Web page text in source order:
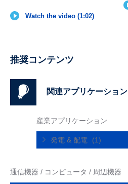
Watch the video (1:02)
推奨コンテンツ
関連アプリケーション
産業アプリケーション
発電 & 配電 (1)
通信機器 / コンピュータ / 周辺機器